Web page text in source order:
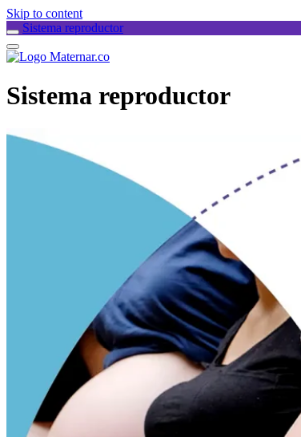
Skip to content
Sistema reproductor
Sistema reproductor